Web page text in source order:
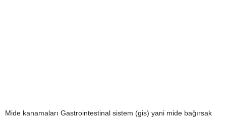
Mide kanamaları Gastrointestinal sistem (gis) yani mide bağırsak